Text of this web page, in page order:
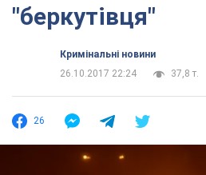
"беркутівця"
Кримінальні новини
26.10.2017 22:24
37,8 т.
26